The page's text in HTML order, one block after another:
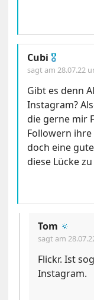
Cubi 🎖
sagt am28.07.22
Gibt es denn
Instagram?
die gerne mir
Followern
doch eine
diese Lücke
Tom 🔅
sagt am
Flickr. Ist
Instagram.